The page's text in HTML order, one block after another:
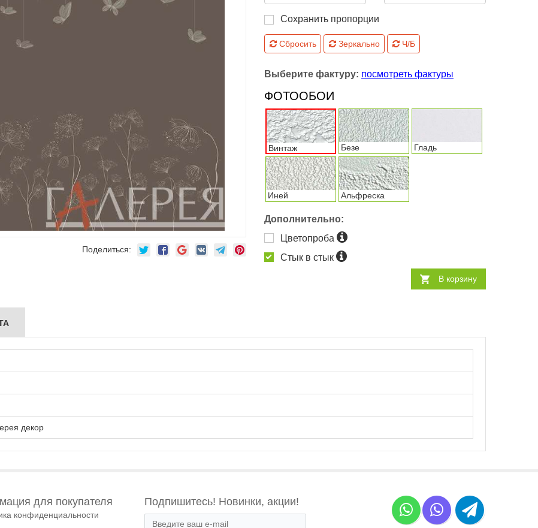
Поделиться:
Сохранить пропорции
Сбросить Зеркально Ч/Б
Выберите фактуру: посмотреть фактуры
ФОТООБОИ
Винтаж Безе Гладь
Иней Альфреска
Дополнительно:
Цветопроба
Стык в стык
В корзину
декор
для покупателя
конфиденциальности
Подпишитесь! Новинки, акции!